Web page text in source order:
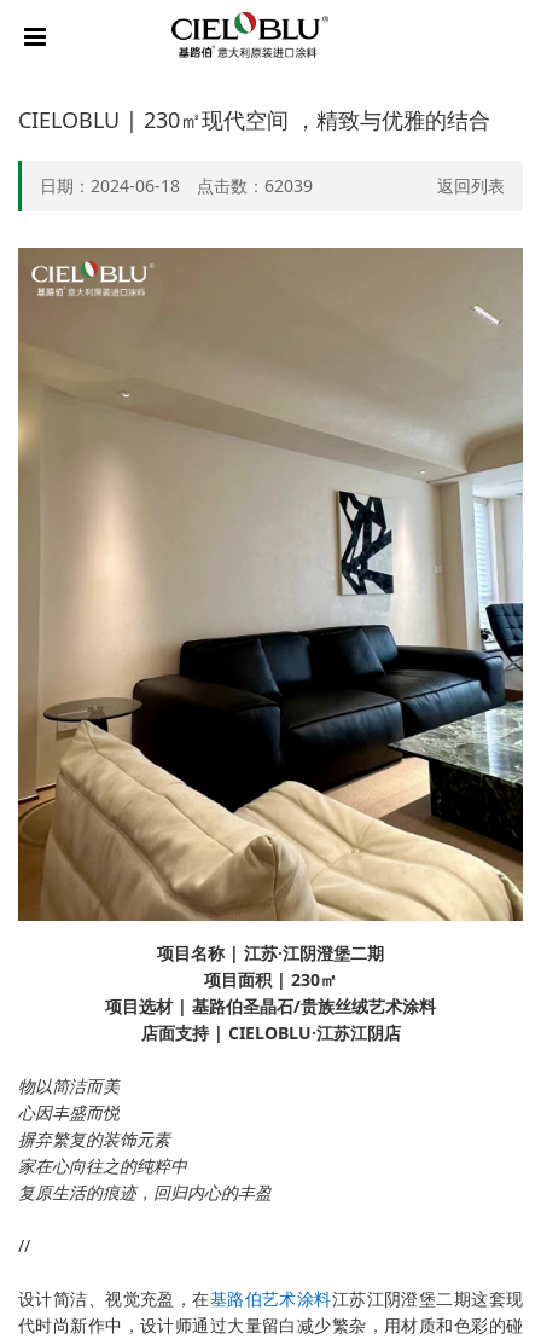
CIELOBLU | 230㎡现代空间 ，精致与优雅的结合
日期：2024-06-18 点击数： 62039 返回列表
项目名称 | 江苏·江阴澄堡二期
项目面积 | 230㎡
项目选材 | 基路伯圣晶石/贵族丝绒艺术涂料
店面支持 | CIELOBLU·江苏江阴店
物以简洁而美
心因丰盛而悦
摒弃繁复的装饰元素
家在心向往之的纯粹中
复原生活的痕迹，回归内心的丰盈
//
设计简洁、视觉充盈，在基路伯艺术涂料江苏江阴澄堡二期这套现
代时尚新作中，设计师通过大量留白减少繁杂，用材质和色彩的碰